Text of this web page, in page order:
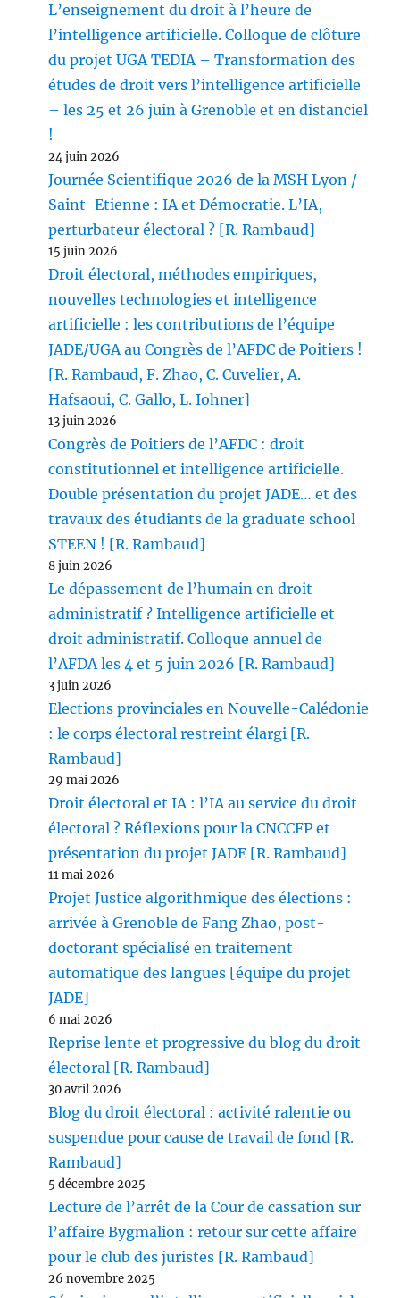
L’enseignement du droit à l’heure de
l’intelligence artificielle. Colloque de clôture
du projet UGA TEDIA – Transformation des
études de droit vers l’intelligence artificielle
– les 25 et 26 juin à Grenoble et en distanciel
!
24 juin 2026
Journée Scientifique 2026 de la MSH Lyon /
Saint-Etienne : IA et Démocratie. L’IA,
perturbateur électoral ? [R. Rambaud]
15 juin 2026
Droit électoral, méthodes empiriques,
nouvelles technologies et intelligence
artificielle : les contributions de l’équipe
JADE/UGA au Congrès de l’AFDC de Poitiers !
[R. Rambaud, F. Zhao, C. Cuvelier, A.
Hafsaoui, C. Gallo, L. Iohner]
13 juin 2026
Congrès de Poitiers de l’AFDC : droit
constitutionnel et intelligence artificielle.
Double présentation du projet JADE… et des
travaux des étudiants de la graduate school
STEEN ! [R. Rambaud]
8 juin 2026
Le dépassement de l’humain en droit
administratif ? Intelligence artificielle et
droit administratif. Colloque annuel de
l’AFDA les 4 et 5 juin 2026 [R. Rambaud]
3 juin 2026
Elections provinciales en Nouvelle-Calédonie
: le corps électoral restreint élargi [R.
Rambaud]
29 mai 2026
Droit électoral et IA : l’IA au service du droit
électoral ? Réflexions pour la CNCCFP et
présentation du projet JADE [R. Rambaud]
11 mai 2026
Projet Justice algorithmique des élections :
arrivée à Grenoble de Fang Zhao, post-
doctorant spécialisé en traitement
automatique des langues [équipe du projet
JADE]
6 mai 2026
Reprise lente et progressive du blog du droit
électoral [R. Rambaud]
30 avril 2026
Blog du droit électoral : activité ralentie ou
suspendue pour cause de travail de fond [R.
Rambaud]
5 décembre 2025
Lecture de l’arrêt de la Cour de cassation sur
l’affaire Bygmalion : retour sur cette affaire
pour le club des juristes [R. Rambaud]
26 novembre 2025